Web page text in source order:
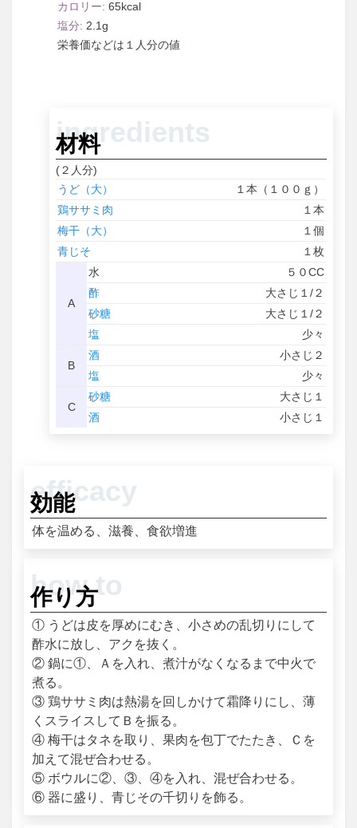
65
2.1
１人分
材料
(２人分)
うど（大）
１本（１００ｇ）
鶏ササミ肉
１本
梅干（大）
１個
青じそ
１枚
A
水
５０CC
酢
大さじ１/２
砂糖
大さじ１/２
塩
少々
B
酒
小さじ２
塩
少々
C
砂糖
大さじ１
酒
小さじ１
効能
体を温める、滋養、食欲増進
作り方
① うどは皮を厚めにむき、小さめの乱切りにして
酢水に放し、アクを抜く。
② 鍋に①、Ａを入れ、煮汁がなくなるまで中火で
煮る。
③ 鶏ササミ肉は熱湯を回しかけて霜降りにし、薄
くスライスしてＢを振る。
④ 梅干はタネを取り、果肉を包丁でたたき、Ｃを
加えて混ぜ合わせる。
⑤ ボウルに②、③、④を入れ、混ぜ合わせる。
⑥ 器に盛り、青じその千切りを飾る。